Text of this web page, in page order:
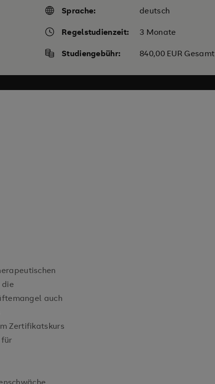
Sprache:
deutsch
Regelstudienzeit:
3 Monate
Studiengebühr: 840,00 EUR Gesamt
auch
Zertifikatskurs